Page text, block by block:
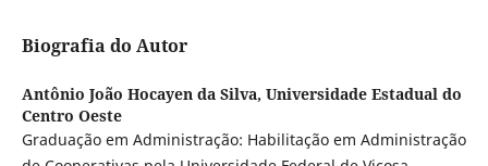
Biografia do Autor
Antônio João Hocayen da Silva, Universidade Estadual do
Centro Oeste
Graduação em Administração: Habilitação em Administração